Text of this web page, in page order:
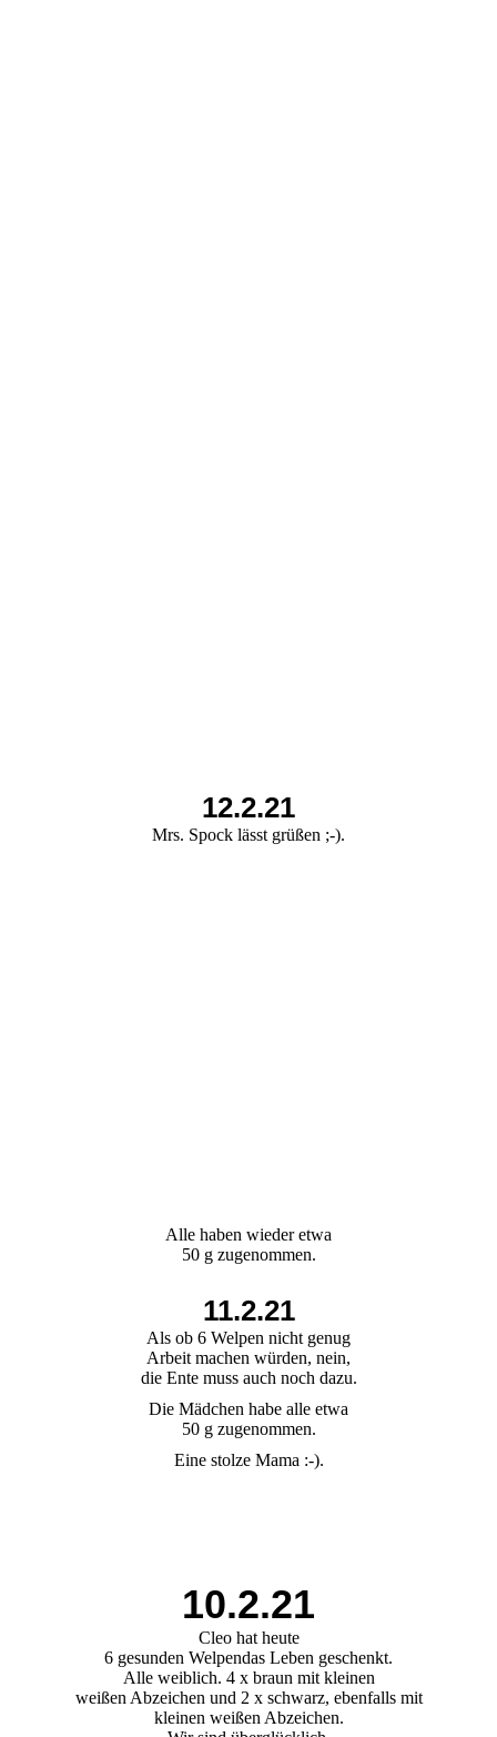
12.2.21
Mrs. Spock lässt grüßen ;-).
Alle haben wieder etwa
50 g zugenommen.
11.2.21
Als ob 6 Welpen nicht genug
Arbeit machen würden, nein,
die Ente muss auch noch dazu.
Die Mädchen habe alle etwa
50 g zugenommen.
Eine stolze Mama :-).
10.2.21
Cleo hat heute
6 gesunden Welpendas Leben geschenkt.
Alle weiblich. 4 x braun mit kleinen
weißen Abzeichen und 2 x schwarz, ebenfalls mit
kleinen weißen Abzeichen.